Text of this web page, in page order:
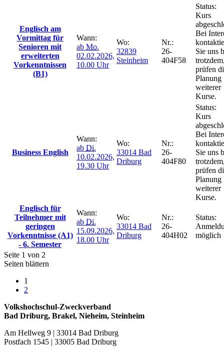
Englisch am
Vormittag für
Senioren mit
erweiterten
Vorkenntnissen
(B1)
Wann:
ab Mo.
02.02.2026,
10.00 Uhr
Wo:
32839
Steinheim
Nr.:
26-
404F58
Status:
Kurs
Bei
Sie uns
prüfen
Planung
weiterer
Kurse.
Business English
Wann:
ab Di.
10.02.2026,
19.30 Uhr
Wo:
33014 Bad
Driburg
Nr.:
26-
404F80
Status:
Kurs
Bei
Sie uns
prüfen
Planung
weiterer
Kurse.
Englisch für
Teilnehmer mit
geringen
Vorkenntnisse (A1)
- 6. Semester
Wann:
ab Di.
15.09.2026,
18.00 Uhr
Wo:
33014 Bad
Driburg
Nr.:
26-
404H02
Status:
möglich
Seite 1 von 2
Seiten blättern
1
2
Volkshochschul-Zweckverband
Bad Driburg, Brakel, Nieheim, Steinheim
Am Hellweg 9 | 33014 Bad Driburg
Postfach 1545 | 33005 Bad Driburg